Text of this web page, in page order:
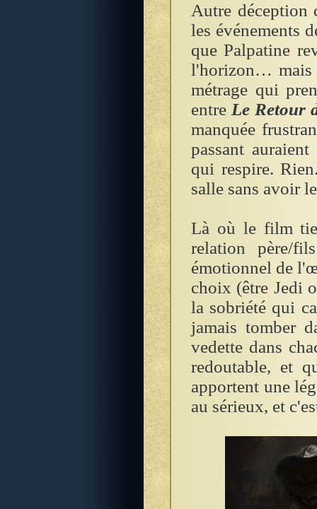
Autre
les événements
que Palpatine
l'horizon… mais
métrage qui
entre Le Retour
manquée
passant
qui respire.
salle sans avoir
Là où le film
relation père/
émotionnel de
choix (être Jedi
la sobriété qui
jamais tomber
vedette dans
redoutable, et
apportent une
au sérieux, et